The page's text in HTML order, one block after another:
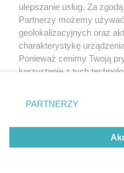
ulepszanie usług. Za
Partnerzy możemy
geolokalizacyjnych oraz
charakterystykę
Ponieważ cenimy Twoją
korzystanie z tych
zmienić/wycofać klikając
znajdujący się w lewym
rodzaje przetwarzania
użytkownika, ale masz
przetwarzaniu.
PARTNERZY